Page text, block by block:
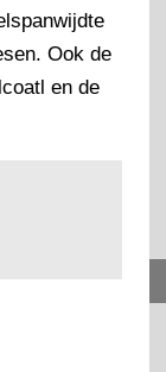
Ook de
en de